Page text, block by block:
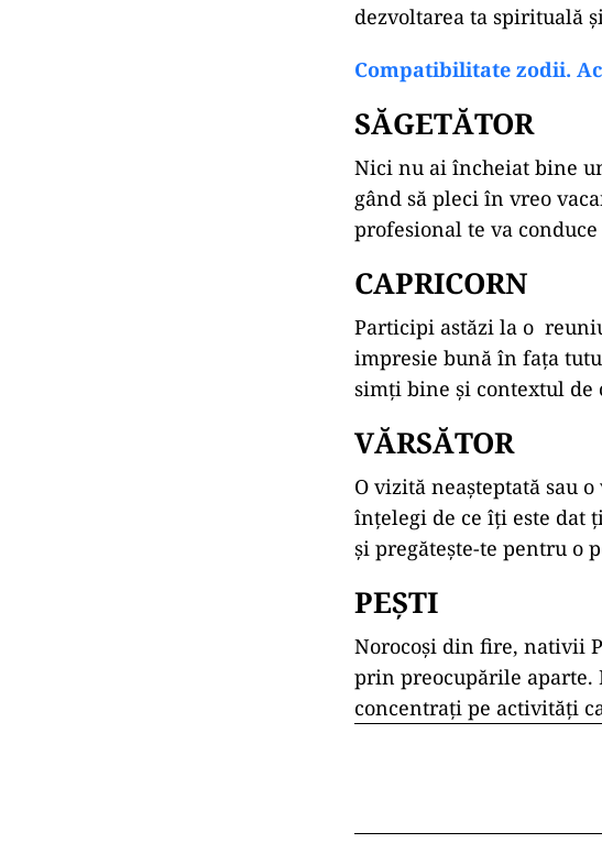
dezvoltarea ta spirituală
Compatibilitate zodii.
SĂGETĂTOR
Nici nu ai încheiat bine
gând să pleci în vreo
profesional te va
CAPRICORN
Participi astăzi la o
impresie bună în fața
simți bine și contextul de
VĂRSĂTOR
O vizită neașteptată sau
înțelegi de ce îți este dat
și pregătește-te pentru o
PEȘTI
Norocoși din fire, nativii
prin preocupările aparte.
concentrați pe activități